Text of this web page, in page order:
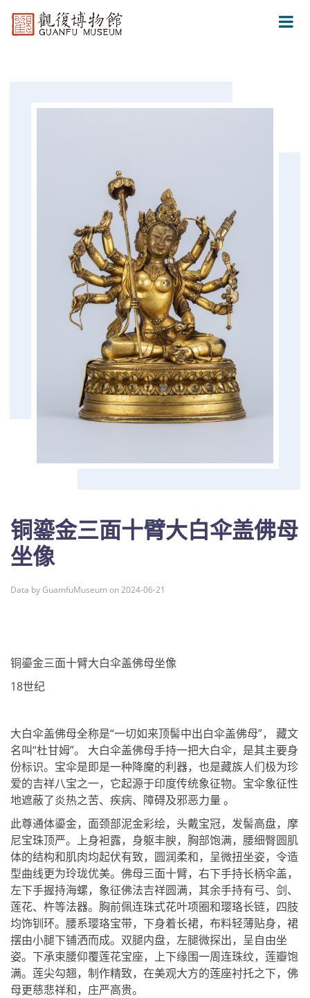
铜鎏金三面十臂大白伞盖佛母
坐像
Data by GuamfuMuseum on 2024-06-21
铜鎏金三面十臂大白伞盖佛母坐像
18世纪
大白伞盖佛母全称是“一切如来顶髻中出白伞盖佛母”， 藏文
名叫“杜甘姆”。 大白伞盖佛母手持一把大白伞，是其主要身
份标识。宝伞是即是一种降魔的利器，也是藏族人们极为珍
爱的吉祥八宝之一，它起源于印度传统象征物。宝伞象征性
地遮蔽了炎热之苦、疾病、障碍及邪恶力量 。
此尊通体鎏金，面颈部泥金彩绘，头戴宝冠，发髻高盘，摩
尼宝珠顶严。上身袒露，身躯丰腴，胸部饱满，腰细臀圆肌
体的结构和肌肉均起伏有致，圆润柔和，呈微扭坐姿，令造
型曲线更为玲珑优美。佛母三面十臂，右下手持长柄伞盖，
左下手握持海螺，象征佛法吉祥圆满，其余手持有弓、剑、
莲花、杵等法器。胸前佩连珠式花叶项圈和璎珞长链，四肢
均饰钏环。腰系璎珞宝带，下身着长裙，布料轻薄贴身，裙
摆由小腿下铺洒而成。双腿内盘，左腿微探出，呈自由坐
姿。下承束腰仰覆莲花宝座，上下缘围一周连珠纹，莲瓣饱
满。莲尖勾翘，制作精致，在美观大方的莲座衬托之下，佛
母更慈悲祥和，庄严高贵。